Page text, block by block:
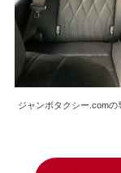
ジャンボタクシー.comの